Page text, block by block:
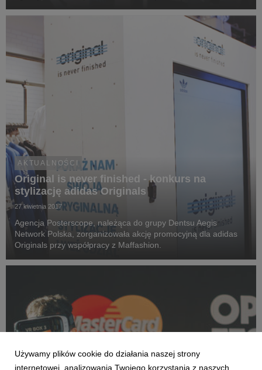
efektywności i innowacyjności narzędzi komunika...
AKTUALNOŚCI
Original is never finished - konkurs na
stylizację adidas Originals
27 kwietnia 2017
Agencja Posterscope, należąca do grupy Dentsu Aegis
Network Polska, zorganizowała akcję promocyjną dla adidas
Originals przy współpracy z Maffashion.
Używamy plików cookie do działania naszej strony
internetowej, analizowania Twojego korzystania z naszych